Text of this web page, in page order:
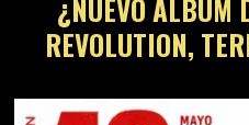
¿NUEVO ÁLBUM
REVOLUTION,